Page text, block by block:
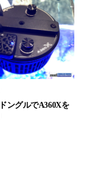
ングルでA360Xを